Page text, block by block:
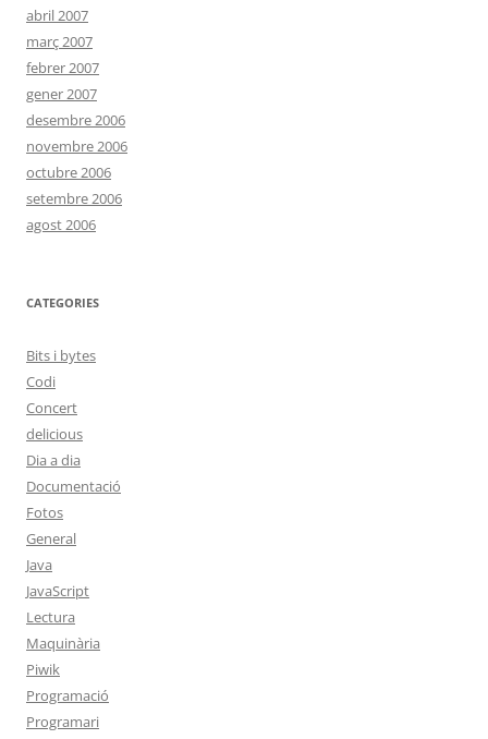
abril 2007
març 2007
febrer 2007
gener 2007
desembre 2006
novembre 2006
octubre 2006
setembre 2006
agost 2006
CATEGORIES
Bits i bytes
Codi
Concert
delicious
Dia a dia
Documentació
Fotos
General
Java
JavaScript
Lectura
Maquinària
Piwik
Programació
Programari